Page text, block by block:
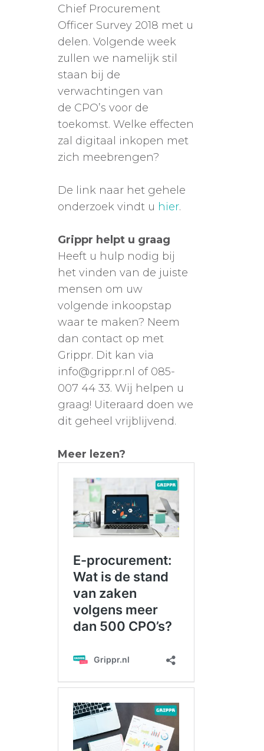
Chief Procurement
Officer Survey 2018 met u
delen. Volgende week
zullen we namelijk stil
staan bij de
verwachtingen van
de CPO’s voor de
toekomst. Welke effecten
zal digitaal inkopen met
zich meebrengen?
De link naar het gehele
onderzoek vindt u hier.
Grippr helpt u graag
Heeft u hulp nodig bij
het vinden van de juiste
mensen om uw
volgende inkoopstap
waar te maken? Neem
dan contact op met
Grippr. Dit kan via
info@grippr.nl of 085-
007 44 33. Wij helpen u
graag! Uiteraard doen we
dit geheel vrijblijvend.
Meer lezen?